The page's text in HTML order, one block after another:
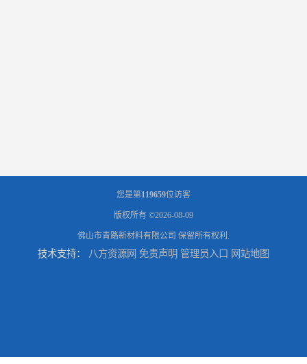
您是第119659位访客
版权所有 ©2026-08-09
佛山市青路新材料有限公司 保留所有权利.
技术支持： 八方资源网 免责声明 管理员入口 网站地图